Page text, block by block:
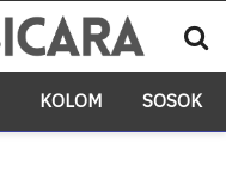
KOLOM SOSOK